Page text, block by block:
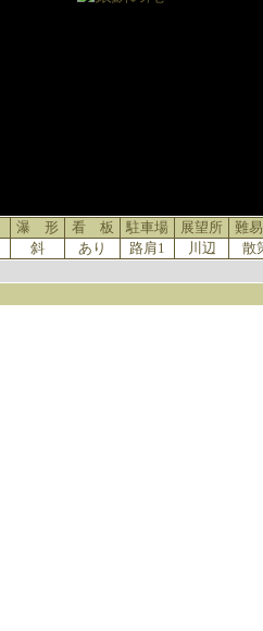
瀑 形 看 板 駐車場 展望所
難
斜 あり 路肩1 川辺 散